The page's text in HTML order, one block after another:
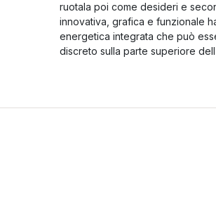
ruotala poi come desideri e
innovativa, grafica e funzionale
energetica integrata che può
discreto sulla parte superiore